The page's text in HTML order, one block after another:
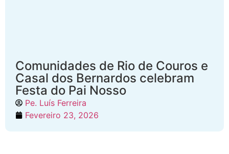
Comunidades de Rio de Couros e
Casal dos Bernardos celebram
Festa do Pai Nosso
Pe. Luís Ferreira
Fevereiro 23, 2026